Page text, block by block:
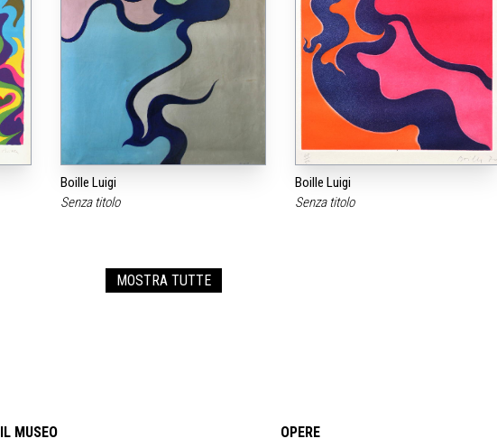
Boille Luigi
Senza titolo
Boille Luigi
Senza titolo
MOSTRA TUTTE
IL MUSEO
OPERE